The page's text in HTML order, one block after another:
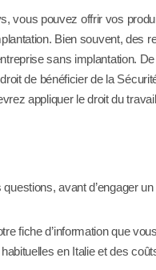
vous pouvez offrir vos
Bien souvent,
sans implantation.
de bénéficier de la
appliquer le droit du
questions, avant d’engager
fiche d’information que
en Italie et des